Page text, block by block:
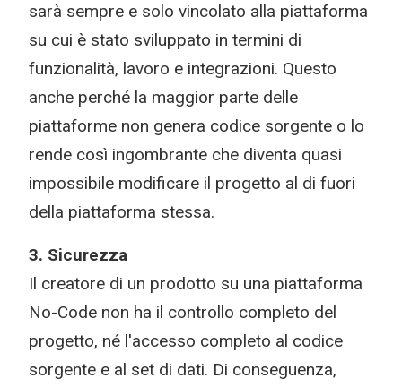
sarà sempre e solo vincolato alla piattaforma
su cui è stato sviluppato in termini di
funzionalità, lavoro e integrazioni. Questo
anche perché la maggior parte delle
piattaforme non genera codice sorgente o lo
rende così ingombrante che diventa quasi
impossibile modificare il progetto al di fuori
della piattaforma stessa.
3. Sicurezza
Il creatore di un prodotto su una piattaforma
No-Code non ha il controllo completo del
progetto, né l'accesso completo al codice
sorgente e al set di dati. Di conseguenza,